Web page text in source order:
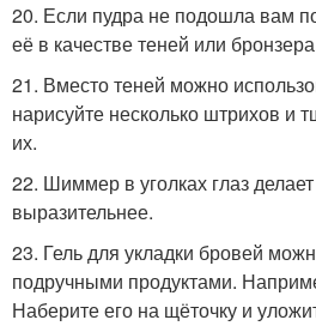
20. Если пудра не подошла вам
её в качестве теней или
21. Вместо теней можно
нарисуйте несколько штрихов и
их.
22. Шиммер в уголках глаз
выразительнее.
23. Гель для укладки бровей
подручными продуктами.
Наберите его на щёточку и